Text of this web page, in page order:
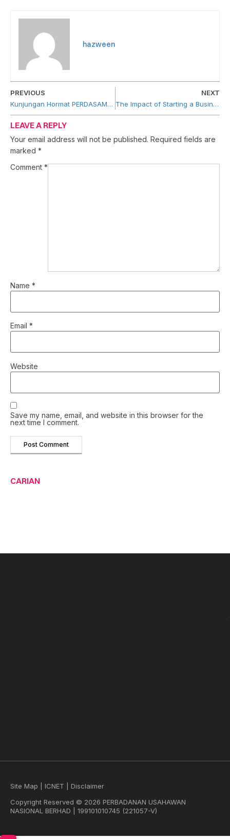
hazween
PREVIOUS
Kunjungan Hormat PERDASAMA ke Ibu Pejabat PUNB
NEXT
The Impact of Starting a Business Based on Viral Trends in Malaysia: Pros, Cons and Growth Strategies
LEAVE A REPLY
Your email address will not be published. Required fields are
marked *
Comment *
Name *
Email *
Website
Save my name, email, and website in this browser for the
next time I comment.
CARIAN
Site Map ICNET
Disclaimer
Copyright Reserved © 2026 PERBADANAN USAHAWAN
NASIONAL BERHAD | 199101010745 (221057-V)